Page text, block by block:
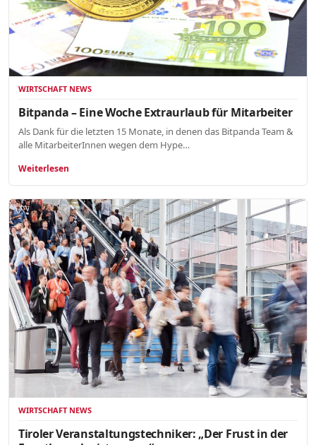
WIRTSCHAFT NEWS
Bitpanda – Eine Woche Extraurlaub für Mitarbeiter
Als Dank für die letzten 15 Monate, in denen das Bitpanda Team &
alle MitarbeiterInnen wegen dem Hype…
Weiterlesen
WIRTSCHAFT NEWS
Tiroler Veranstaltungstechniker: „Der Frust in der